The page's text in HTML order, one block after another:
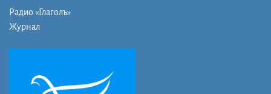
Радио «Глаголъ»
Журнал